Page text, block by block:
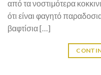
από τα νοστιμότερα
ότι είναι φαγητό
βαφτίσια […]